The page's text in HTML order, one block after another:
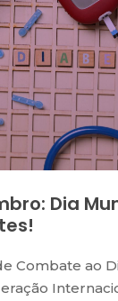
Dia
Combate ao